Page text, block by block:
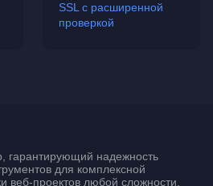
SSL с расширенной
проверкой
гарантирующий надежность
для комплексной
веб-проектов любой сложности.